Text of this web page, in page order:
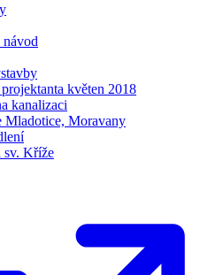
květen 2018
kanalizaci
Mladotice, Moravany
sv. Kříže